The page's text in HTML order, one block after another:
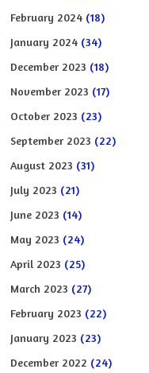
February 2024 (18)
January 2024 (34)
December 2023 (18)
November 2023 (17)
October 2023 (23)
September 2023 (22)
August 2023 (31)
July 2023 (21)
June 2023 (14)
May 2023 (24)
April 2023 (25)
March 2023 (27)
February 2023 (22)
January 2023 (23)
December 2022 (24)